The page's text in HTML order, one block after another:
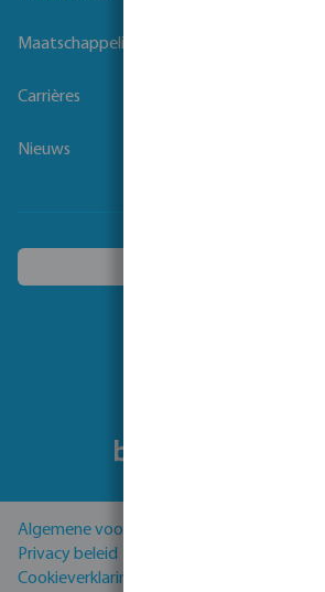
Maatschappelijk verantwoord ondernemen
Carrières
Nieuws
Algemene voorwaarden
Privacy beleid
Cookieverklaring